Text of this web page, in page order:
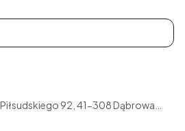
Piłsudskiego 92, 41-308 Dąbrowa